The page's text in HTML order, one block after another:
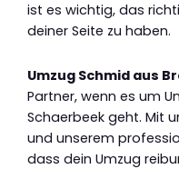
ist es wichtig, das
deiner Seite zu haben.
Umzug Schmid aus
Partner, wenn es um
Schaerbeek geht. Mit
und unserem
dass dein Umzug